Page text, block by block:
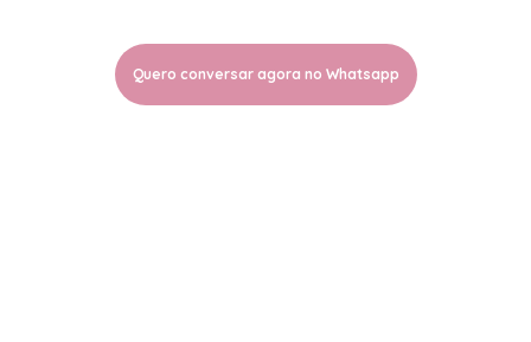
Quero conversar agora no Whatsapp